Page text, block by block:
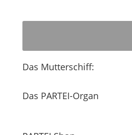
Das Mutterschiff:
Das PARTEI-Organ